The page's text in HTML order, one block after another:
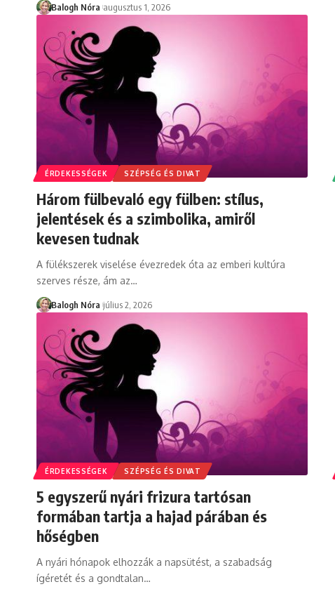
Balogh Nóra augusztus 1, 2026
ÉRDEKESSÉGEK SZÉPSÉG ÉS DIVAT
Három fülbevaló egy fülben: stílus,
jelentések és a szimbolika, amiről
kevesen tudnak
A fülékszerek viselése évezredek óta az emberi kultúra
szerves része, ám az…
Balogh Nóra július 2, 2026
ÉRDEKESSÉGEK SZÉPSÉG ÉS DIVAT
5 egyszerű nyári frizura tartósan
formában tartja a hajad párában és
hőségben
A nyári hónapok elhozzák a napsütést, a szabadság
ígéretét és a gondtalan…